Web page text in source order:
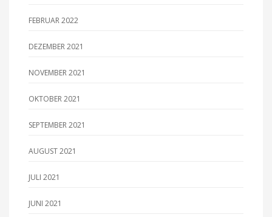
FEBRUAR 2022
DEZEMBER 2021
NOVEMBER 2021
OKTOBER 2021
SEPTEMBER 2021
AUGUST 2021
JULI 2021
JUNI 2021